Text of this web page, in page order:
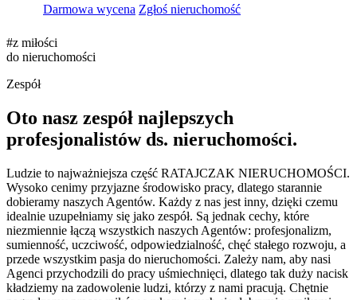
Darmowa wycena Zgłoś nieruchomość
#z miłości
do nieruchomości
Zespół
Oto nasz zespół najlepszych
profesjonalistów ds. nieruchomości.
Ludzie to najważniejsza część RATAJCZAK NIERUCHOMOŚCI.
Wysoko cenimy przyjazne środowisko pracy, dlatego starannie
dobieramy naszych Agentów. Każdy z nas jest inny, dzięki czemu
idealnie uzupełniamy się jako zespół. Są jednak cechy, które
niezmiennie łączą wszystkich naszych Agentów: profesjonalizm,
sumienność, uczciwość, odpowiedzialność, chęć stałego rozwoju, a
przede wszystkim pasja do nieruchomości. Zależy nam, aby nasi
Agenci przychodzili do pracy uśmiechnięci, dlatego tak duży nacisk
kładziemy na zadowolenie ludzi, którzy z nami pracują. Chętnie